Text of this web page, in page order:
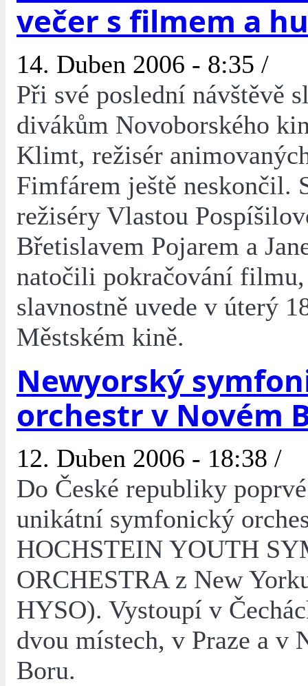
večer s filmem a
14. Duben 2006 - 8:35 /
Při své poslední návštěvě
divákům Novoborského
Klimt, režisér
Fimfárem ještě neskončil.
režiséry Vlastou
Břetislavem Pojarem a
natočili pokračování
slavnostně uvede v úterý
Městském kině.
Newyorský
orchestr v Novém
12. Duben 2006 - 18:38 /
Do České republiky
unikátní symfonický
HOCHSTEIN YOUTH
ORCHESTRA z New
HYSO). Vystoupí v
dvou místech, v Praze a v
Boru.